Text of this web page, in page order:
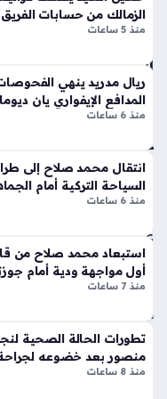
لا
ق
ونت
ها
الج
دة
ذا
ت
الإث
ني
ع
شر
أس
انة
ونا
قل
و
س
الك
رو
ي
الج
دي
د
منذ
عة
واح
دة
عم
ار
بن
الحمراء، حيث فضل النادي
الزمالك من حسابات الفريق
منذ 5 ساعات
ريال مدريد ينهي
المدافع الإيفواري يان
منذ 6 ساعات
انتقال محمد صلاح إلى
السياحة التركية أمام
منذ 6 ساعات
استبعاد محمد صلاح من
أول مواجهة ودية أمام
منذ 7 ساعات
تطورات الحالة الصحية
منصور بعد خضوعه
منذ 8 ساعات